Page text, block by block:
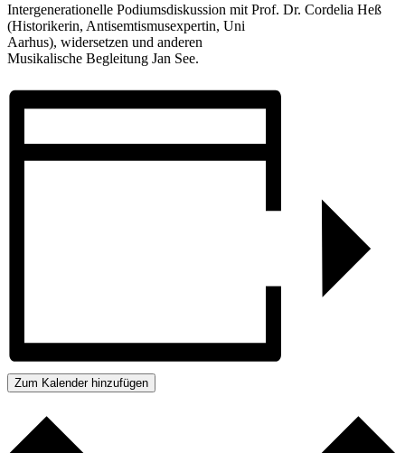
Intergenerationelle Podiumsdiskussion mit Prof. Dr. Cordelia Heß
(Historikerin, Antisemtismusexpertin, Uni
Aarhus), widersetzen und anderen
Musikalische Begleitung Jan See.
Zum Kalender hinzufügen